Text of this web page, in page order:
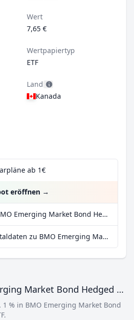
Wert
7,65 €
Wertpapiertyp
ETF
Land
Kanada
ab 1€
eröffnen →
Mehr Daten zu BMO Emerging Market Bond Hedged to CAD Index ETF bei extraETF
Mehr Fundamentaldaten zu BMO Emerging Market Bond Hedged to CAD Index ETF bei Parqet
ETFs mit BMO Emerging Market Bond Hedged to CAD Index ETF
% in BMO Emerging Market Bond